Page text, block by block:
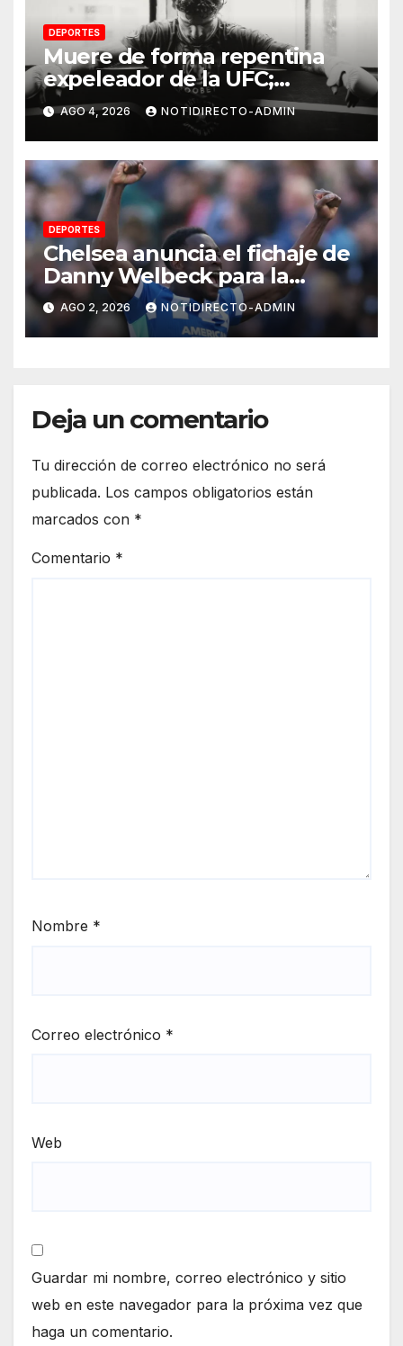
DEPORTES
Muere de forma repentina
expeleador de la UFC;
investigan las causas
AGO 4, 2026 NOTIDIRECTO-ADMIN
DEPORTES
Chelsea anuncia el fichaje de
Danny Welbeck para la
próxima temporada de
Premier League
AGO 2, 2026 NOTIDIRECTO-ADMIN
Deja un comentario
Tu dirección de correo electrónico no será
publicada. Los campos obligatorios están
marcados con *
Comentario *
Nombre *
Correo electrónico *
Web
Guardar mi nombre, correo electrónico y sitio
web en este navegador para la próxima vez que
haga un comentario.